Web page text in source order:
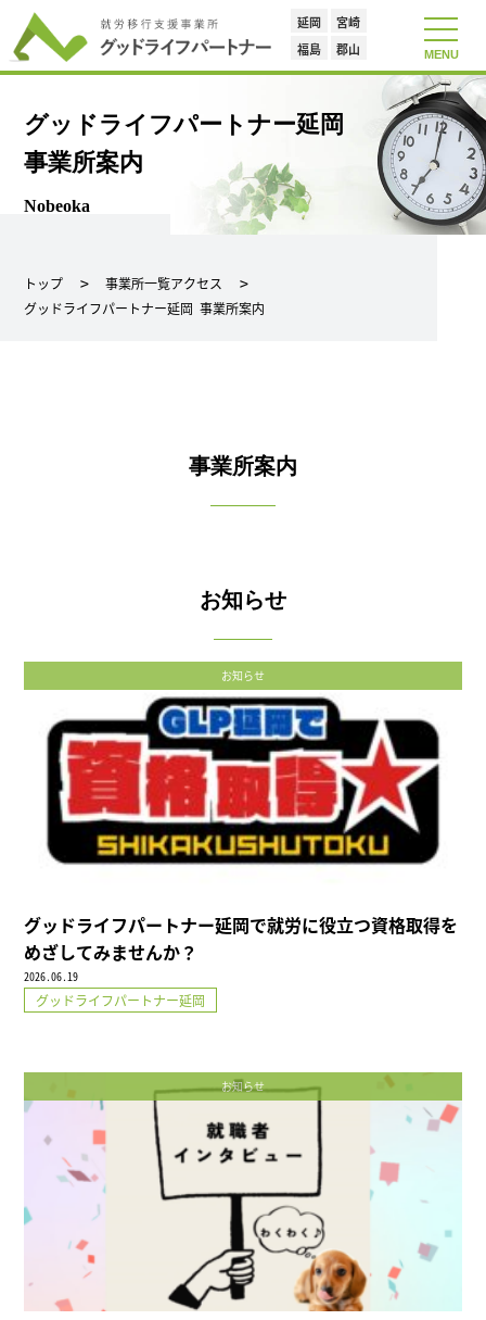
延岡
宮崎
福島
郡山
toggle
MENU
グッドライフパートナー延岡
事業所案内
Nobeoka
トップ
事業所一覧アクセス
グッドライフパートナー延岡 事業所案内
事業所案内
お知らせ
お知らせ
グッドライフパートナー延岡で就労に役立つ資格取得を
めざしてみませんか？
2026.06.19
グッドライフパートナー延岡
お知らせ